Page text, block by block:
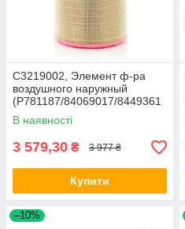
C3219002, Элемент ф-ра
воздушного наружный
(P781187/84069017/8449361
2), MF7278/CX8080
В наявності
3 579,30 ₴ 3 977 ₴
Купити
–10%